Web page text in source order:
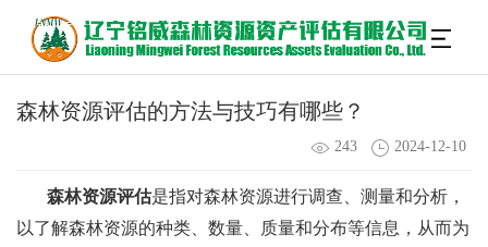
森林资源评估的方法与技巧有哪些？
243 2024-12-10
森林资源评估是指对森林资源进行调查、测量和分析，
以了解森林资源的种类、数量、质量和分布等信息，从而为